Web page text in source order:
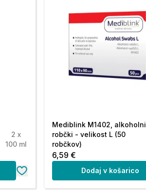
2 x
100 ml
Mediblink M1402, alkoholni
robčki - velikost L (50
robčkov)
6,59 €
Dodaj v košarico